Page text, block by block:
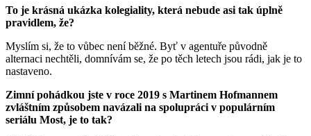
To je krásná ukázka kolegiality, která nebude asi tak úplně
pravidlem, že?
Myslím si, že to vůbec není běžné. Byť v agentuře původně
alternaci nechtěli, domnívám se, že po těch letech jsou rádi, jak je to
nastaveno.
Zimní pohádkou jste v roce 2019 s Martinem Hofmannem
zvláštním způsobem navázali na spolupráci v populárním
seriálu Most, je to tak?